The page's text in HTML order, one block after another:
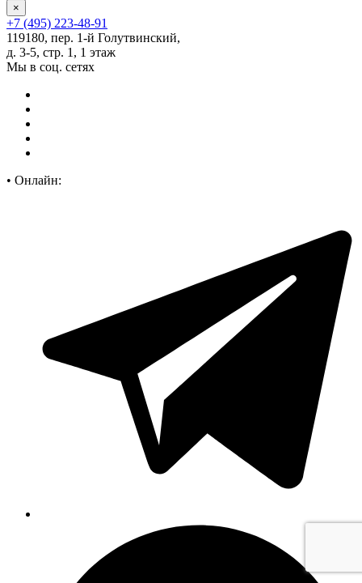
×
+7 (495) 223-48-91
119180, пер. 1-й Голутвинский,
д. 3-5, стр. 1, 1 этаж
Мы в соц. сетях
• Онлайн: